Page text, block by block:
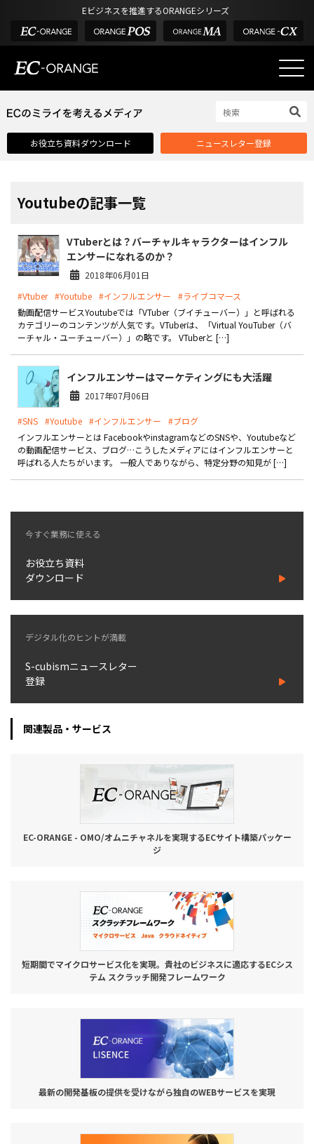
Eビジネスを推進するORANGEシリーズ
選ばれる理由
課題解決例
外部サービス連携
インフラ環境・サポート
費用
製品
特長
ショッピングモール型 EC
マルチテナント、マルチブランドなど
通販受注対応
ECと通販の連動を可能に
EC運用支援
ライセンス契約
内製化支援
電話受付：平日 10:00~17:00
お役立ち資料ダウンロード ニュースレター登録
Youtubeの記事一覧
VTuberとは？バーチャルキャラクターはインフル
エンサーになれるのか？
2018年06月01日
#Vtuber #Youtube #インフルエンサー
#ライブコマース
動画配信サービスYoutubeでは「VTuber（ブイチューバー）」と呼ばれる
カテゴリーのコンテンツが人気です。VTuberは、「Virtual YouTuber（バ
ーチャル・ユーチューバー）」の略です。 VTuberと […]
インフルエンサーはマーケティングにも大活躍
2017年07月06日
#SNS #Youtube #インフルエンサー
#ブログ
インフルエンサーとは FacebookやinstagramなどのSNSや、Youtubeなど
の動画配信サービス、ブログ…こうしたメディアにはインフルエンサーと
呼ばれる人たちがいます。 一般人でありながら、特定分野の知見が […]
今すぐ業務に使える
お役立ち資料
ダウンロード
デジタル化のヒントが満載
S-cubismニュースレター
登録
関連製品・サービス
EC-ORANGE - OMO/オムニチャネルを実現するECサイト構築パッケー
ジ
短期間でマイクロサービス化を実現。貴社のビジネスに適応するECシス
テム スクラッチ開発フレームワーク
最新の開発基板の提供を受けながら独自のWEBサービスを実現